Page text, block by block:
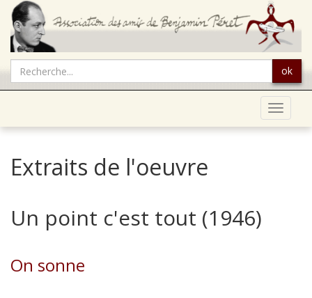
ok
Toggle
Extraits de l'oeuvre
Un point c'est tout (1946)
On sonne